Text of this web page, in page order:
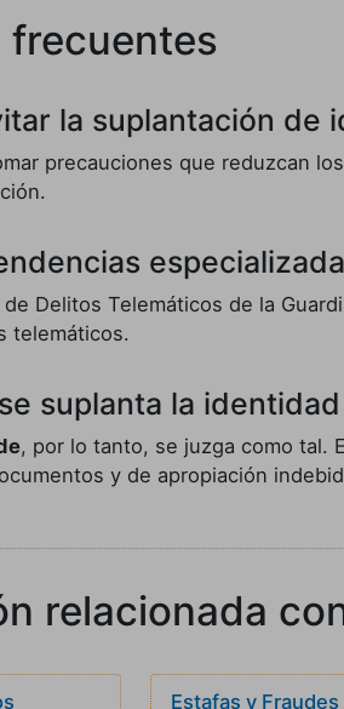
frecuentes
la suplantación de
precauciones que reduzcan
de Delitos Telemáticos de la
telemáticos.
suplanta la
, por lo tanto, se juzga como tal.
y de apropiación
relacionada
Estafas y Fraudes